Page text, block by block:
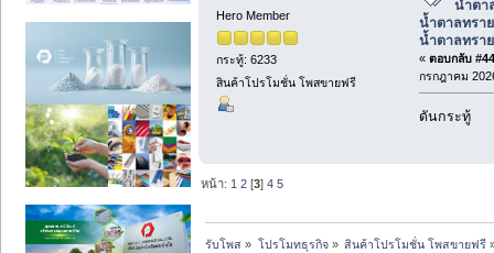
Hero Member
กระทู้: 6233
สินค้าโปรโมชั่น โพสขายฟรี
น้ำตา
น้ำตาลทรา
น้ำตาลทรา
« ตอบกลับ
กรกฎาคม
ดันกระทู้
หน้า: 1 2 [3]4 5
รับโพส » โปรโมทธุรกิจ» สินค้าโปรโมชั่น โพสขายฟรี